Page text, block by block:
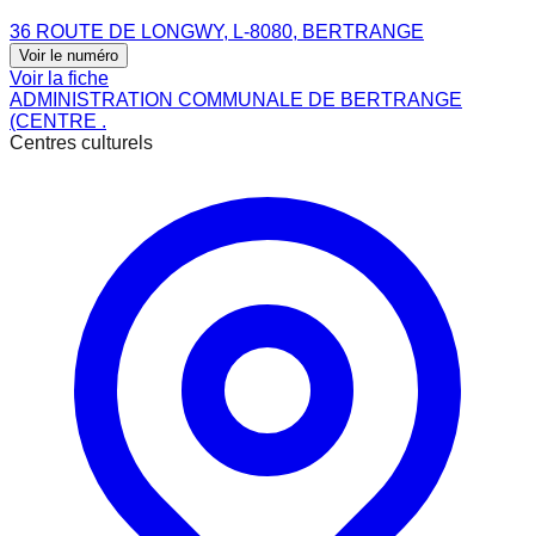
36 ROUTE DE LONGWY, L-8080, BERTRANGE
Voir le numéro
Voir la fiche
ADMINISTRATION COMMUNALE DE BERTRANGE
(CENTRE .
Centres culturels